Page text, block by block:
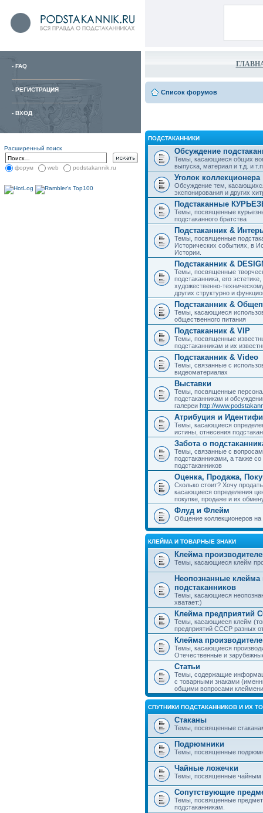
- FAQ
- РЕГИСТРАЦИЯ
- ВХОД
Расширенный поиск
форум web podstakannik.ru
Список форумов
ПОДСТАКАННИКИ
Обсуждение
Темы, касающиеся общих
выпуска, материал и т.д. и
Уголок коллекционера
Обсуждение тем,
экспонирования и других
Подстаканные
Темы, посвященные
подстаканного братства
Подстаканник &
Темы, посвященные
Исторических событиях, в
Истории.
Подстаканник &
Темы, посвященные
подстаканника, его
художественно-
других структурно и
Подстаканник &
Темы, касающиеся
общественного питания
Подстаканник & VIP
Темы, посвященные
подстаканникам и их
Подстаканник & Video
Темы, связанные с
видеоматериалах
Выставки
Темы, посвященные
подстаканникам и
галереи http://
Атрибуция и
Темы, касающиеся
истины, отнесения
Забота о
Темы, связанные с
подстаканниками, а также
подстаканников
Оценка, Продажа,
Сколько стоит? Хочу
касающиеся определения
покупке, продаже и их
Флуд и Флейм
Общение коллекционеров
КЛЕЙМА И ТОВАРНЫЕ ЗНАКИ
Клейма
Темы, касающиеся клейм
Неопознанные клейма
подстаканников
Темы, касающиеся
хватает:)
Клейма предприятий
Темы, касающиеся клейм
предприятий СССР разных
Клейма
Темы, касающиеся
Отечественные и
Статьи
Темы, содержащие
с товарными знаками
общими вопросами
СПУТНИКИ ПОДСТАКАННИКОВ И ИХ
Стаканы
Темы, посвященные
Подрюмники
Темы, посвященные
Чайные ложечки
Темы, посвященные чайным
Сопутствующие
Темы, посвященные
подстаканникам.